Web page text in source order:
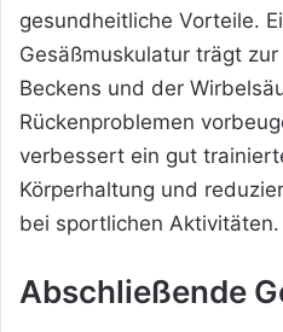
gesundheitliche Vorteile.
Gesäßmuskulatur trägt
Beckens und der
Rückenproblemen
verbessert ein gut
Körperhaltung und
bei sportlichen Aktivitäten.
Abschließende